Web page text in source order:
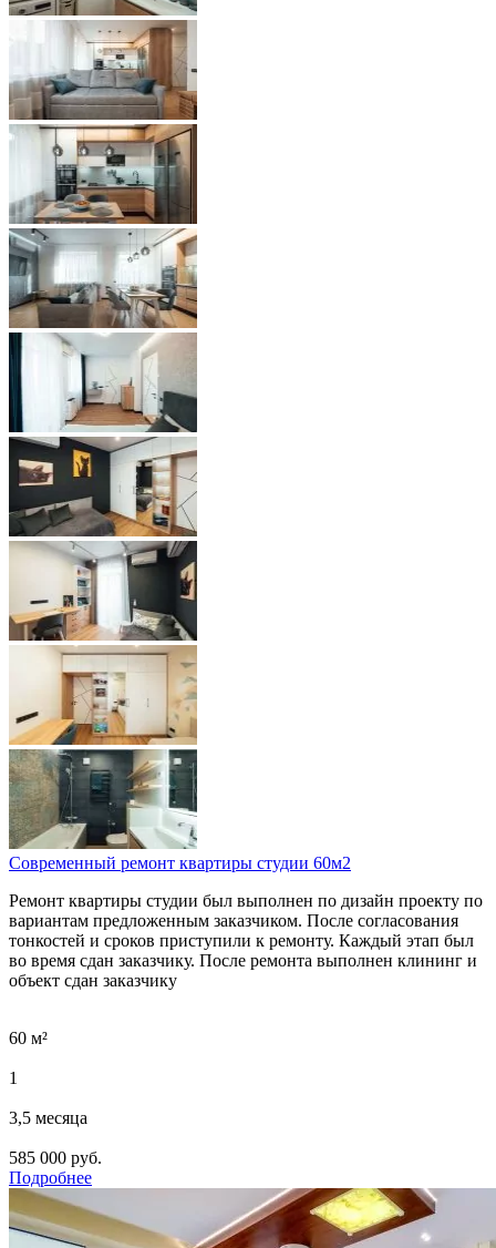
Современный ремонт квартиры студии 60м2
Ремонт квартиры студии был выполнен по дизайн проекту по
вариантам предложенным заказчиком. После согласования
тонкостей и сроков приступили к ремонту. Каждый этап был
во время сдан заказчику. После ремонта выполнен клининг и
объект сдан заказчику
60 м²
1
3,5 месяца
585 000 руб.
Подробнее